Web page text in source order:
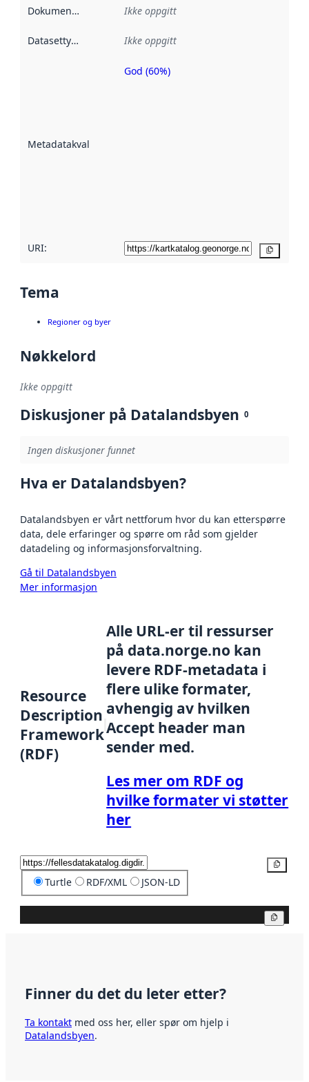
Dokumentasjon Ikke oppgitt
Datasettype Ikke oppgitt
Metadatakvalitet
Metadatakvalitet
God (60%)
URI:
Tema
Regioner og byer
Nøkkelord
Ikke oppgitt
Diskusjoner på Datalandsbyen 0
Ingen diskusjoner funnet
Hva er Datalandsbyen?
Datalandsbyen er vårt nettforum hvor du kan etterspørre
data, dele erfaringer og spørre om råd som gjelder
datadeling og informasjonsforvaltning.
Gå til Datalandsbyen
Mer informasjon
Resource
Description
Framework
(RDF)
Alle URL-er til ressurser
på data.norge.no kan
levere RDF-metadata i
flere ulike formater,
avhengig av hvilken
Accept header man
sender med.
Les mer om RDF og
hvilke formater vi støtter
her
Turtle RDF/XML JSON-LD
Finner du det du leter etter?
Ta kontakt med oss her, eller spør om hjelp i
Datalandsbyen.